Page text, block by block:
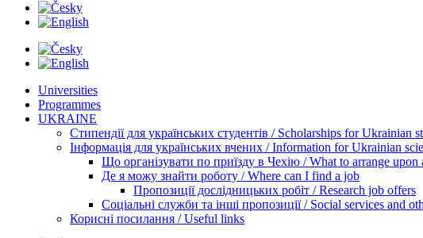
Universities
Programmes
UKRAINE
Стипендії для українських студентів / Scholarships for Ukrainian
Інформація для українських вчених / Information for Ukrainian
Що організувати по приїзду в Чехію / What to arrange upon
Де я можу знайти роботу / Where can I find a job
Пропозиції дослідницьких робіт / Research job offers
Соціальні служби та інші пропозиції / Social services and
Корисні посилання / Useful links